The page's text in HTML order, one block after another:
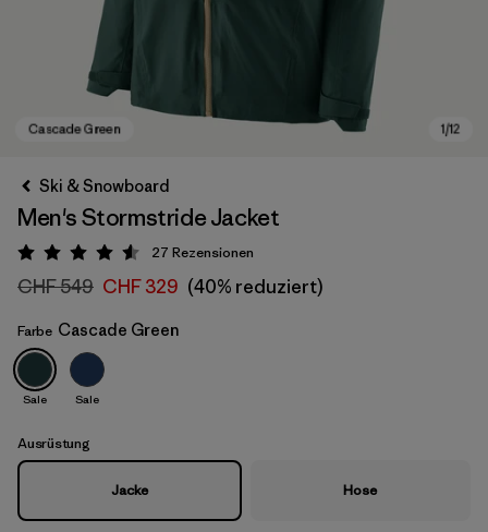
Cascade Green
Ski & Snowboard
Men's Stormstride Jacket
Bewertung: 4.6 / 5
27 Rezensionen
CHF 549 CHF 329 (40% reduziert)
Farbe Cascade Green
Sale Sale
Ausrüstung
Jacke Hose